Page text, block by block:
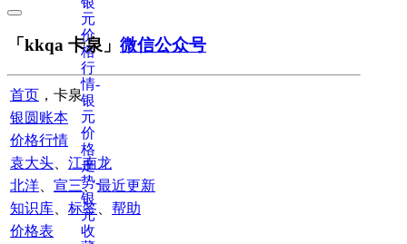
「kkqa 卡泉」 微信公众号
首页 ，卡泉
银圆账本
价格行情
袁大头
江南龙
北洋
宣三、最近更新
知识库
标签
帮助
价格表